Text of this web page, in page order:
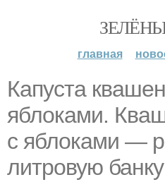
главная
Капуста
яблоками.
с яблоками —
литровую банку